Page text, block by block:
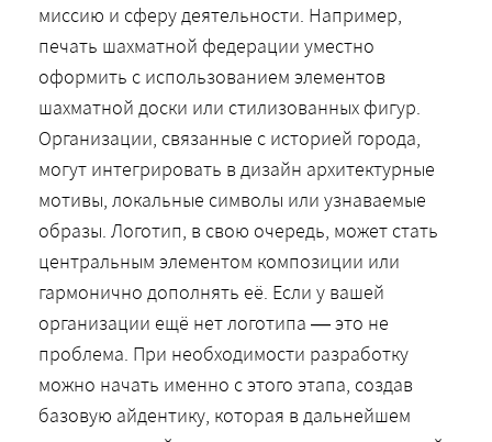
миссию и сферу деятельности. Например,
печать шахматной федерации уместно
оформить с использованием элементов
шахматной доски или стилизованных фигур.
Организации, связанные с историей города,
могут интегрировать в дизайн архитектурные
мотивы, локальные символы или узнаваемые
образы. Логотип, в свою очередь, может стать
центральным элементом композиции или
гармонично дополнять её. Если у вашей
организации ещё нет логотипа — это не
проблема. При необходимости разработку
можно начать именно с этого этапа, создав
базовую айдентику, которая в дальнейшем